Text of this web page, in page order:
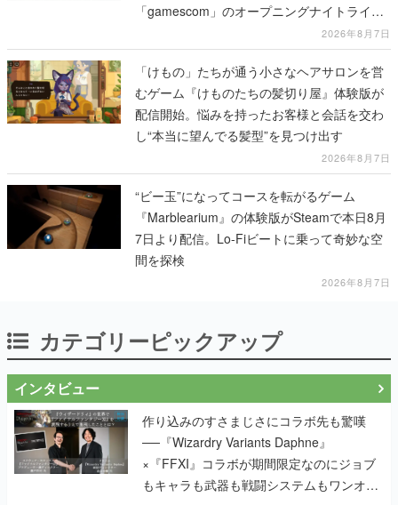
「gamescom」のオープニングナイトライブ
にてディレクターの浜口直樹氏が登壇する予
定
2026年8月7日
「けもの」たちが通う小さなヘアサロンを営
むゲーム『けものたちの髪切り屋』体験版が
配信開始。悩みを持ったお客様と会話を交わ
し“本当に望んでる髪型”を見つけ出す
2026年8月7日
“ビー玉”になってコースを転がるゲーム
『Marblearium』の体験版がSteamで本日8月
7日より配信。Lo-Fiビートに乗って奇妙な空
間を探検
2026年8月7日
カテゴリーピックアップ
インタビュー
作り込みのすさまじさにコラボ先も驚嘆
──『Wizardry Variants Daphne』
×『FFXI』コラボが期間限定なのにジョブ
もキャラも武器も戦闘システムもワンオフ